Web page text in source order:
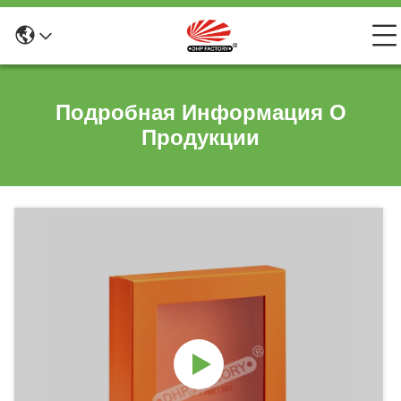
Подробная Информация О
Продукции